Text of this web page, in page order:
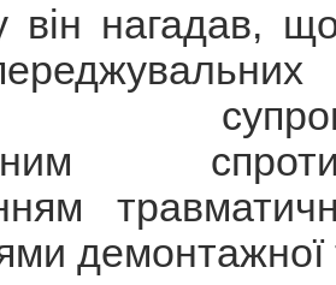
він нагадав,
демонтажної